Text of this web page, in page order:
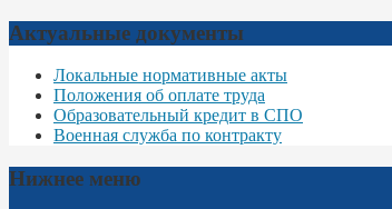
Актуальные документы
Локальные нормативные акты
Положения об оплате труда
Образовательный кредит в СПО
Военная служба по контракту
Нижнее меню